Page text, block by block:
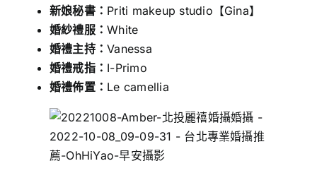
新娘秘書： Priti makeup studio【Gina】
婚紗禮服：White
婚禮主持：Vanessa
婚禮戒指： I-Primo
婚禮佈置： Le camellia